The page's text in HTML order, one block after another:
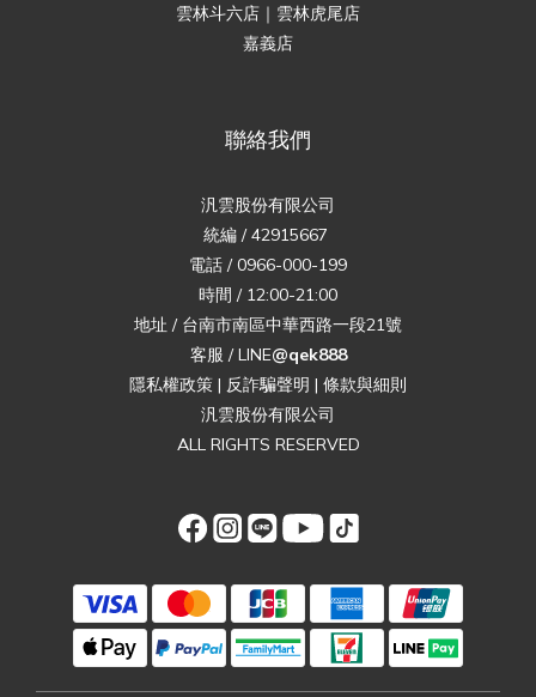
雲林斗六店｜雲林虎尾店
嘉義店
聯絡我們
汎雲股份有限公司
統編 / 42915667
電話 / 0966-000-199
時間 / 12:00-21:00
地址 / 台南市南區中華西路一段21號
客服 / LINE@qek888
隱私權政策 | 反詐騙聲明 | 條款與細則
汎雲股份有限公司
ALL RIGHTS RESERVED